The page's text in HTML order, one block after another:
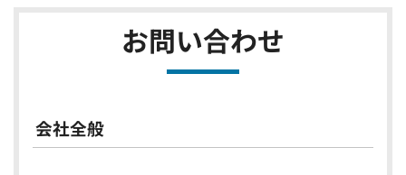
お問い合わせ
会社全般